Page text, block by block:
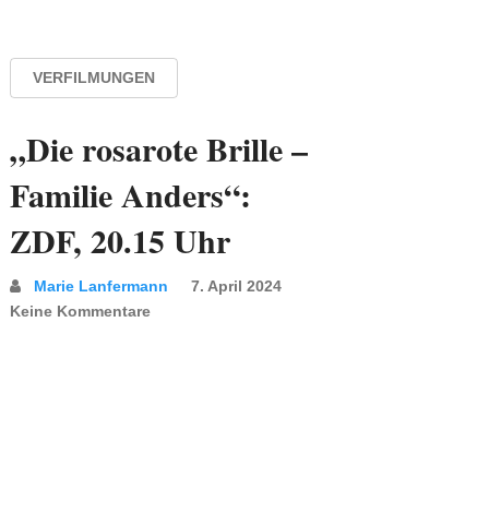
VERFILMUNGEN
„Die rosarote Brille –
Familie Anders“:
ZDF, 20.15 Uhr
Marie Lanfermann
7. April 2024
Keine Kommentare